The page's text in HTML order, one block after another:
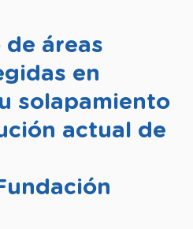
áreas
en
solapamiento
actual de